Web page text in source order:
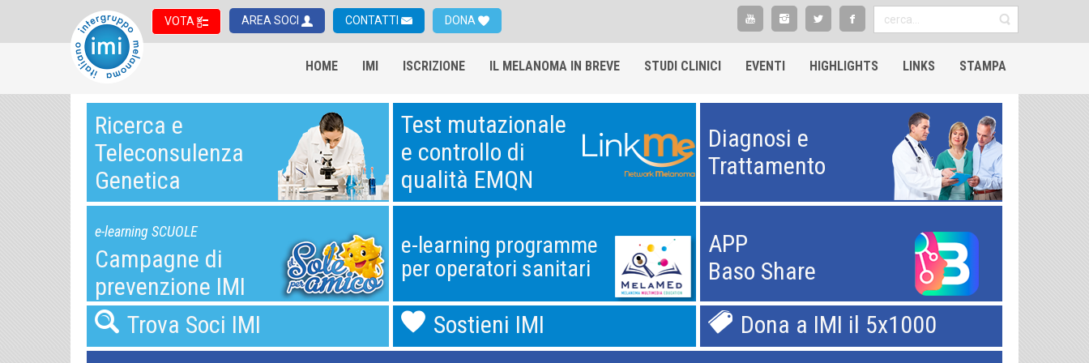
VOTA AREA SOCI CONTATTI DONA
HOME IMI ISCRIZIONE IL MELANOMA IN BREVE STUDI CLINICI EVENTI HIGHLIGHTS​ LINKS STAMPA
Ricerca e
Teleconsulenza
Genetica
Test mutazionale
e controllo di
qualità EMQN
Diagnosi e
Trattamento
e-learning SCUOLE
Campagne di
prevenzione IMI
e-learning programme
per operatori sanitari
APP
Baso Share
Trova Soci IMI
Sostieni IMI
Dona a IMI il 5x1000